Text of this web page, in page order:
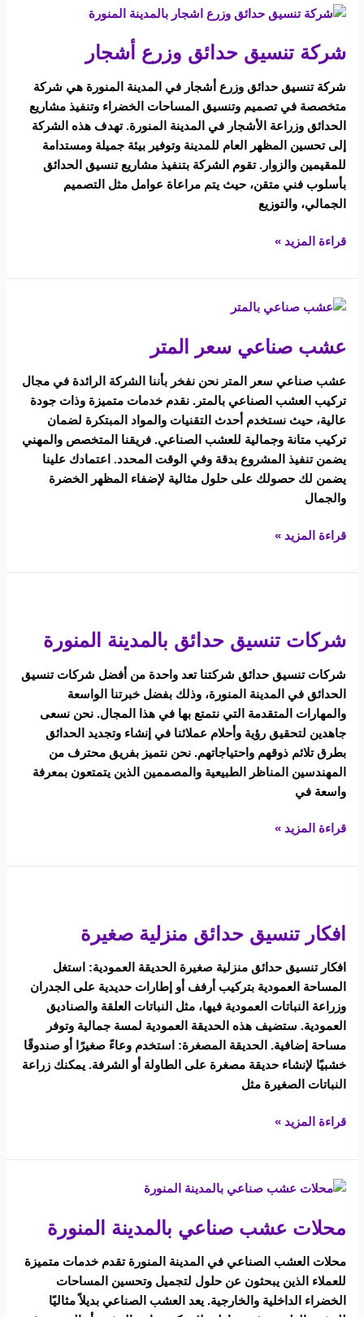
شركة تنسيق حدائق وزرع أشجار
شركة تنسيق حدائق وزرع أشجار في المدينة المنورة هي شركة
متخصصة في تصميم وتنسيق المساحات الخضراء وتنفيذ مشاريع
الحدائق وزراعة الأشجار في المدينة المنورة. تهدف هذه الشركة
إلى تحسين المظهر العام للمدينة وتوفير بيئة جميلة ومستدامة
للمقيمين والزوار. تقوم الشركة بتنفيذ مشاريع تنسيق الحدائق
بأسلوب فني متقن، حيث يتم مراعاة عوامل مثل التصميم
الجمالي، والتوزيع
شركة
حدائق
أشجار
قراءة المزيد »
عشب صناعي سعر المتر
عشب صناعي سعر المتر نحن نفخر بأننا الشركة الرائدة في مجال
تركيب العشب الصناعي بالمتر. نقدم خدمات متميزة وذات جودة
عالية، حيث نستخدم أحدث التقنيات والمواد المبتكرة لضمان
تركيب متانة وجمالية للعشب الصناعي. فريقنا المتخصص والمهني
يضمن تنفيذ المشروع بدقة وفي الوقت المحدد. اعتمادك علينا
يضمن لك حصولك على حلول مثالية لإضفاء المظهر الخضرة
والجمال
عشب
سعر
قراءة المزيد »
شركات تنسيق حدائق بالمدينة المنورة
شركات تنسيق حدائق شركتنا تعد واحدة من أفضل شركات تنسيق
الحدائق في المدينة المنورة، وذلك بفضل خبرتنا الواسعة
والمهارات المتقدمة التي نتمتع بها في هذا المجال. نحن نسعى
جاهدين لتحقيق رؤية وأحلام عملائنا في إنشاء وتجديد الحدائق
بطرق تلائم ذوقهم واحتياجاتهم. نحن نتميز بفريق محترف من
المهندسين المناظر الطبيعية والمصممين الذين يتمتعون بمعرفة
واسعة في
حدائق
المنورة
قراءة المزيد »
افكار تنسيق حدائق منزلية صغيرة
افكار تنسيق حدائق منزلية صغيرة الحديقة العمودية: استغل
المساحة العمودية بتركيب أرفف أو إطارات حديدية على الجدران
وزراعة النباتات العمودية فيها، مثل النباتات العلقة والصناديق
العمودية. ستضيف هذه الحديقة العمودية لمسة جمالية وتوفر
مساحة إضافية. الحديقة المصغرة: استخدم وعاءً صغيرًا أو صندوقًا
خشبيًا لإنشاء حديقة مصغرة على الطاولة أو الشرفة. يمكنك زراعة
النباتات الصغيرة مثل
حدائق
صغيرة
قراءة المزيد »
محلات عشب صناعي بالمدينة المنورة
محلات العشب الصناعي في المدينة المنورة تقدم خدمات متميزة
للعملاء الذين يبحثون عن حلول لتجميل وتحسين المساحات
الخضراء الداخلية والخارجية. يعد العشب الصناعي بديلاً مثاليًا
محلات
صناعي
المنورة